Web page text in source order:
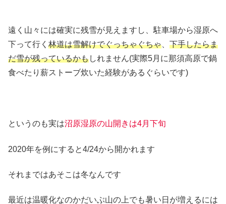
遠く山々には確実に残雪が見えますし、駐車場から湿原へ
下って行く 林道は雪解けでぐっちゃぐちゃ、 下手したらま
だ雪が残っているかもしれません(実際5月に那須高原で鍋
食べたり薪ストーブ炊いた経験があるぐらいです)
というのも実は沼原湿原の山開きは4月下旬
2020年を例にすると4/24から開かれます
それまではあそこは冬なんです
最近は温暖化なのかだいぶ山の上でも暑い日が増えるには